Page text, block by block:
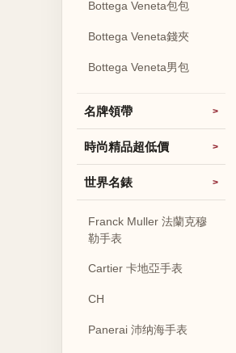
Bottega Veneta包包
Bottega Veneta錢夾
Bottega Veneta男包
名牌領帶
時尚精品超低價
世界名錶
Franck Muller 法蘭克穆
勒手表
Cartier 卡地亞手表
CH
Panerai 沛纳海手表